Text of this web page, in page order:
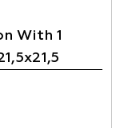
With 1